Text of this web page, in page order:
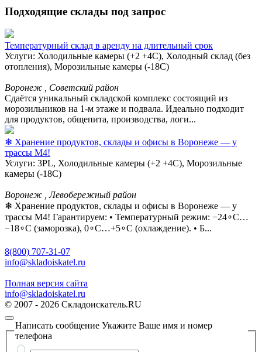
Подходящие склады под запрос
Температурный склад в аренду на длительный срок
Услуги: Холодильные камеры (+2 +4С), Холодный склад (без
отопления), Морозильные камеры (-18С)
Воронеж , Советский район
Сдаётся уникальный складской комплекс состоящий из
морозильников на 1-м этаже и подвала. Идеально подходит
для продуктов, общепита, производства, логи...
❄ Хранение продуктов, склады и офисы в Воронеже — у
трассы М4!
Услуги: 3PL, Холодильные камеры (+2 +4С), Морозильные
камеры (-18С)
Воронеж , Левобережный район
❄ Хранение продуктов, склады и офисы в Воронеже — у
трассы М4! Гарантируем: • Температурный режим: −24∘C…
−18∘C (заморозка), 0∘C…+5∘C (охлаждение). • Б...
8(800) 707-31-07
info@skladoiskatel.ru
Полная версия сайта
info@skladoiskatel.ru
© 2007 - 2026 Складоискатель.RU
Написать сообщение Укажите Ваше имя и номер
телефона